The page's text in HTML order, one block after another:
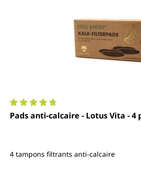
Note moyenne de 4.7 sur 5 étoiles
Pads anti-calcaire - Lotus Vita - 4
4 tampons filtrants anti-calcaire